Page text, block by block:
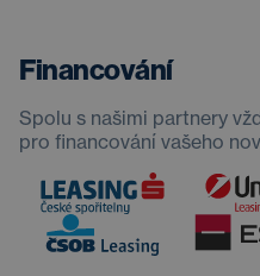
Financování
Spolu s našimi partnery
pro financování vašeho